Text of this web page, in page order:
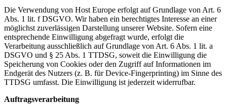
Die Verwendung von Host Europe erfolgt auf Grundlage von Art. 6
Abs. 1 lit. f DSGVO. Wir haben ein berechtigtes Interesse an einer
möglichst zuverlässigen Darstellung unserer Website. Sofern eine
entsprechende Einwilligung abgefragt wurde, erfolgt die
Verarbeitung ausschließlich auf Grundlage von Art. 6 Abs. 1 lit. a
DSGVO und § 25 Abs. 1 TTDSG, soweit die Einwilligung die
Speicherung von Cookies oder den Zugriff auf Informationen im
Endgerät des Nutzers (z. B. für Device-Fingerprinting) im Sinne des
TTDSG umfasst. Die Einwilligung ist jederzeit widerrufbar.
Auftragsverarbeitung